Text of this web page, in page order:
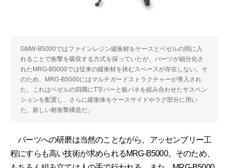
GMW-B5000ではファインレジン緩衝材をケースとベゼルの間に入
れることで衝撃を吸収する方式を採っていたが、パーツが細分化さ
れたMRG-B5000では従来の緩衝材を挟むスペースが存在しない。そ
のため、MRG-B5000にはマルチガードストラクチャーが導入され
た。これはベゼルの四隅にT字バーと板バネを組み合わせたサスペン
ションを配置し、さらに緩衝体をケースサイドやラグ部分に用い
た、新しい耐衝撃構造だ。
パーツへの研磨は当然のことながら、アッセンブリー工
程にすらも高い技術が求められるMRG-B5000。そのため、